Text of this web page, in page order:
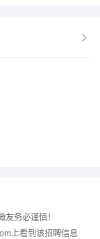
务必谨慎！
上看到该招聘信息